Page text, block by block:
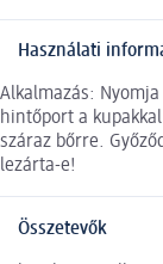
Használati
Alkalmazás:
hintőport a
száraz bőrre.
lezárta-e!
Összetevők